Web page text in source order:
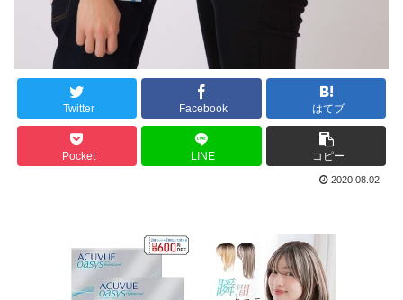
Twitter Facebook はてブ
Pocket LINE コピー
2020.08.02